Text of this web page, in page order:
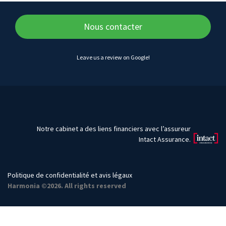
Nous contacter
Leave us a review on Google!
Politique de confidentialité et avis légaux
Harmonia ©2026. All rights reserved
Notre cabinet a des liens financiers avec l’assureur
Intact Assurance.